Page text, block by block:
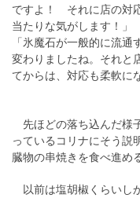
ですよ！ それに店の対
当たりな気がします！」
「氷魔石が一般的に流
変わりましたね。それと
てからは、対応も柔軟に
先ほどの落ち込んだ様
っているコリナにそう説
臓物の串焼きを食べ進め
以前は塩胡椒くらいし